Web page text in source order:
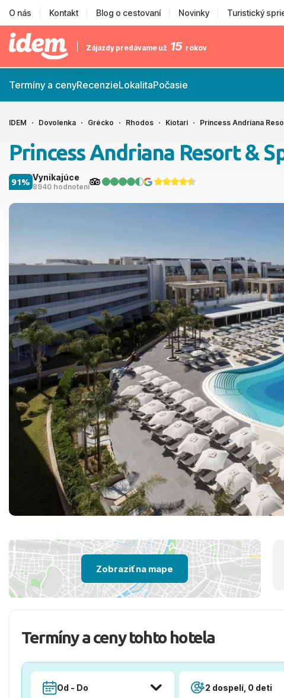
O nás Kontakt Blog o cestovaní Novinky Turistický
Zájazdy predávame už 15 rokov
Termíny a cenyRecenzieLokalitaPočasie
IDEM Dovolenka Grécko Rhodos Kiotari Princess Andriana
Princess Andriana Resort &
Vynikajúce
8940 hodnotení
91%
Zobraziť na mape
Termíny a ceny tohto hotela
Od - Do 2 dospelí, 0 deti